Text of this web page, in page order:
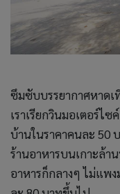
ซึมซับบรรยากาศหาดเ
เราเรียกวินมอเตอร์ไ
บ้านในราคาคนละ 50
ร้านอาหารบนเกาะล้า
อาหารก็กลางๆ ไม่แพ